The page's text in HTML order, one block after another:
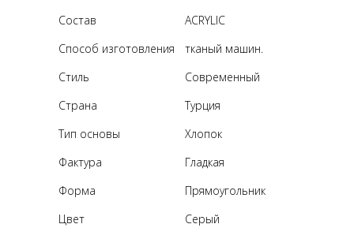
Состав
ACRYLIC
Способ изготовления
тканый машин.
Стиль
Современный
Страна
Турция
Тип основы
Хлопок
Фактура
Гладкая
Форма
Прямоугольник
Цвет
Серый